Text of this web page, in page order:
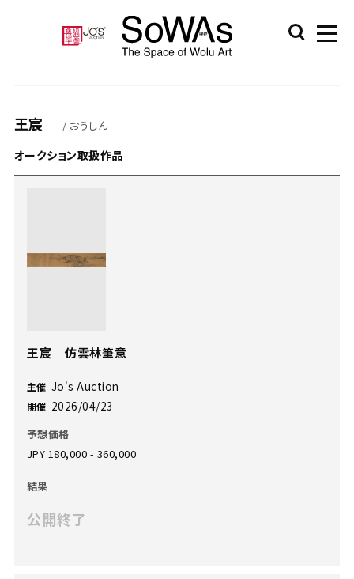
王宸 / おうしん
オークション取扱作品
王宸 仿雲林筆意
主催 Jo's Auction
開催 2026/04/23
予想価格
JPY 180,000 - 360,000
結果
公開終了